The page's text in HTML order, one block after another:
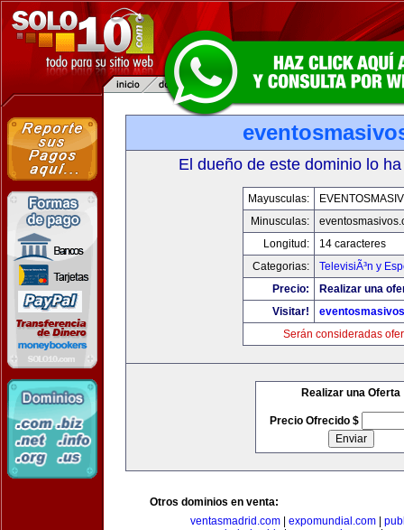
El dueño de este dominio lo
Mayusculas:
Minusculas:
Longitud:
14 caracteres
Categorias:
TelevisiÃ³n y
Precio:
Realizar una
Visitar!
Serán consideradas
Realizar una Oferta
Precio Ofrecido $
Otros dominios en venta:
ventasmadrid.com
expomundial.com